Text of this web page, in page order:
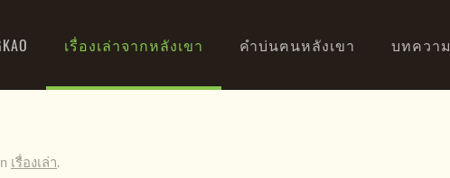
เรื่องเล่าจากหลังเขา คำบ่นฅนหลังเขา บทควา
เรื่องเล่า.